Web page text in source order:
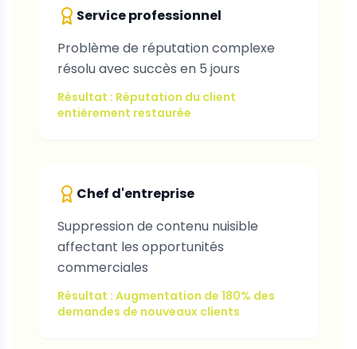
Service professionnel
Problème de réputation complexe
résolu avec succès en 5 jours
Résultat : Réputation du client
entièrement restaurée
Chef d'entreprise
Suppression de contenu nuisible
affectant les opportunités
commerciales
Résultat : Augmentation de 180% des
demandes de nouveaux clients